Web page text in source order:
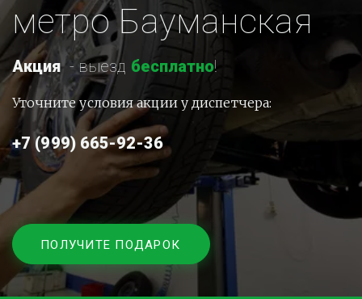
метро Бауманская
Акция - выезд бесплатно!
Уточните условия акции у диспетчера:
+7 (999) 665-92-36
ПОЛУЧИТЕ ПОДАРОК